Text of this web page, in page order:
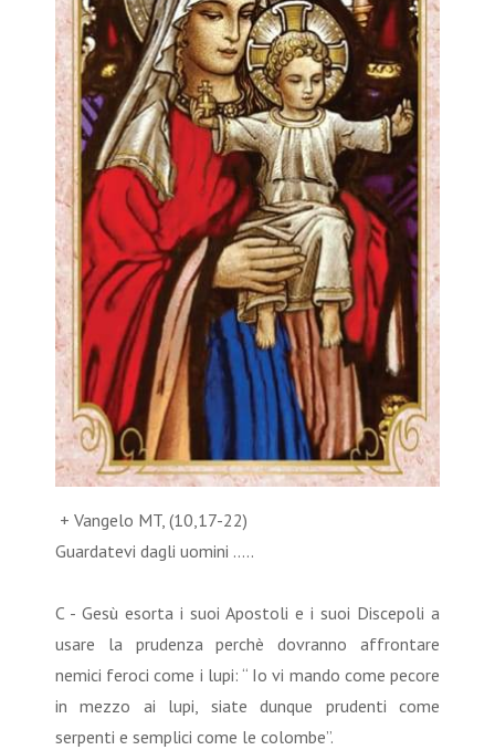
+ Vangelo MT, (10,17-22)
Guardatevi dagli uomini …..
C - Gesù esorta i suoi Apostoli e i suoi Discepoli a
usare la prudenza perchè dovranno affrontare
nemici feroci come i lupi: “ Io vi mando come pecore
in mezzo ai lupi, siate dunque prudenti come
serpenti e semplici come le colombe”.